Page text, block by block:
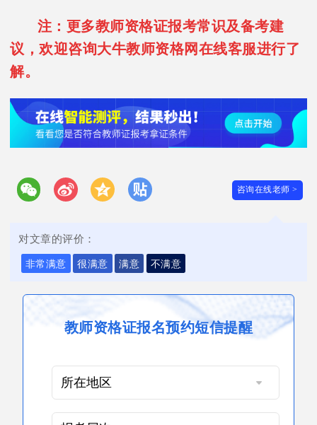
注：更多教师资格证报考常识及备考建
议，欢迎咨询大牛教师资格网在线客服进行了
解。
咨询在线老师 >
对文章的评价：
非常满意 很满意 满意 不满意
教师资格证报名预约短信提醒